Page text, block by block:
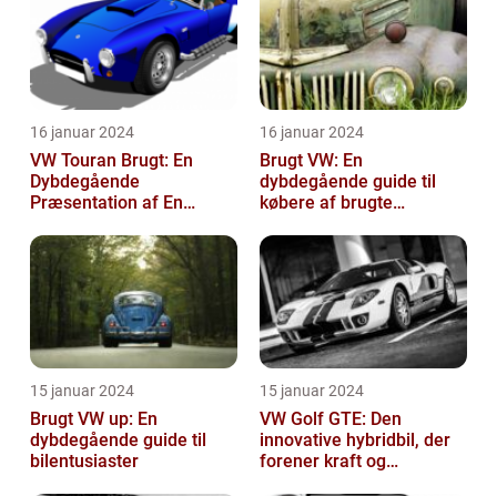
16 januar 2024
VW Touran Brugt: En
Dybdegående
Præsentation af En
16 januar 2024
Brugt VW: En
dybdegående guide til
købere af brugte
15 januar 2024
Brugt VW up: En
dybdegående guide til
bilentusiaster
15 januar 2024
VW Golf GTE: Den
innovative hybridbil, der
forener kraft og